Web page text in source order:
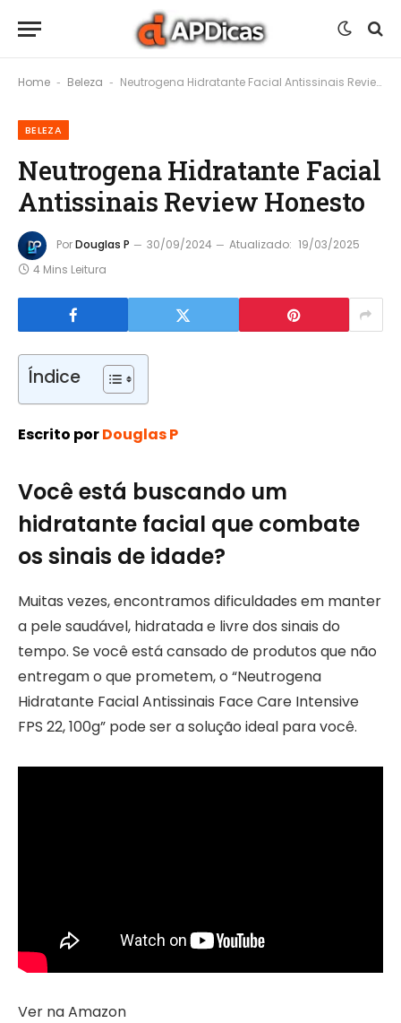
Home - Beleza - Neutrogena Hidratante Facial Antissinais Review Honesto
BELEZA
Neutrogena Hidratante Facial
Antissinais Review Honesto
PorDouglas P 30/09/2024 Atualizado: 19/03/2025
4 Mins Leitura
Índice
Escrito porDouglas P
Você está buscando um
hidratante facial que combate
os sinais de idade?
Muitas vezes, encontramos dificuldades em manter
a pele saudável, hidratada e livre dos sinais do
tempo. Se você está cansado de produtos que não
entregam o que prometem, o “Neutrogena
Hidratante Facial Antissinais Face Care Intensive
FPS 22, 100g” pode ser a solução ideal para você.
Ver na Amazon